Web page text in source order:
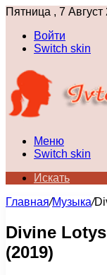
Пятница , 7 Август
Войти
Switch skin
Меню
Switch skin
Искать
Главная/Музыка/
Divine
(2019)